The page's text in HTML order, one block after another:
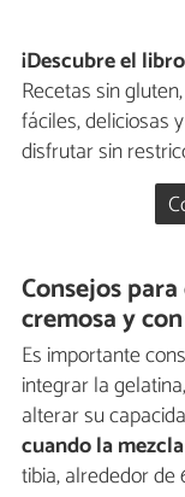
¡Descubre el
Recetas sin
fáciles, deliciosas
disfrutar sin
Consejos
cremosa y
Es importante
integrar la
alterar su
cuando la
tibia, alrededor de